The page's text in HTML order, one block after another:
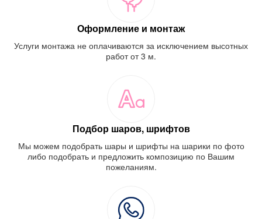
Оформление и монтаж
Услуги монтажа не оплачиваются за исключением высотных
работ от 3 м.
Подбор шаров, шрифтов
Мы можем подобрать шары и шрифты на шарики по фото
либо подобрать и предложить композицию по Вашим
пожеланиям.